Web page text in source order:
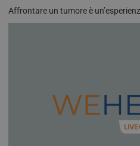
Affrontare un tumore è